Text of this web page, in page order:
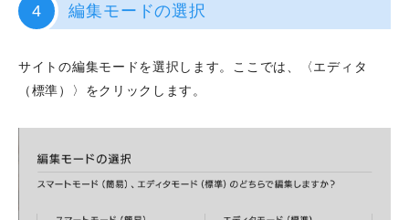
4 編集モードの選択
サイトの編集モードを選択します。ここでは、〈エディタ
（標準）〉をクリックします。